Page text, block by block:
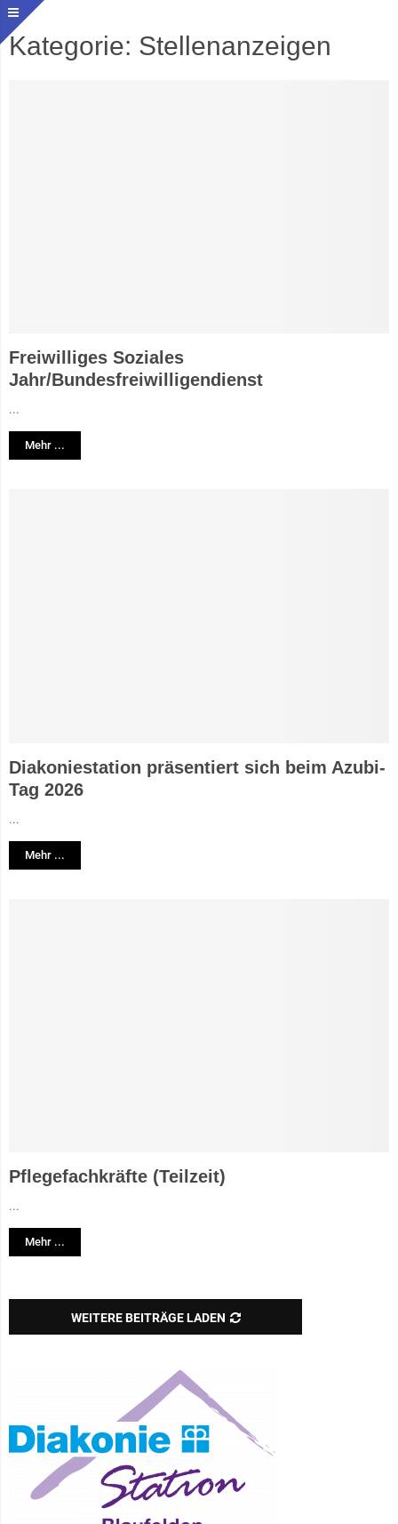
Kategorie: Stellenanzeigen
Freiwilliges Soziales
Jahr/Bundesfreiwilligendienst
...
Mehr ...
Diakoniestation präsentiert sich beim Azubi-
Tag 2026
...
Mehr ...
Pflegefachkräfte (Teilzeit)
...
Mehr ...
WEITERE BEITRÄGE LADEN